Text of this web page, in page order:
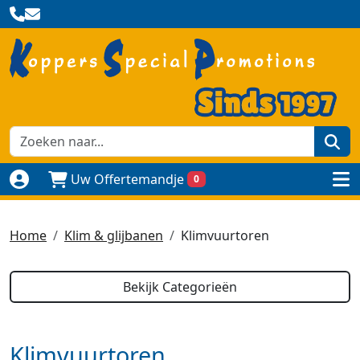
Naar login paginaUw Offertemandje 0
Home Klim & glijbanen Klimvuurtoren
Bekijk Categorieën